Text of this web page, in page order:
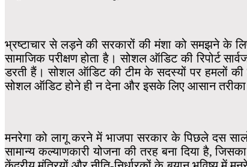
भ्रष्टाचार से लड़ने की सरकारों की मंशा को समझने के
सामाजिक परीक्षण होता है। सोशल ऑडिट की रिपोर्ट
डरती हैं। सोशल ऑडिट की टीम के सदस्यों पर हमलों
सोशल ऑडिट होने ही न देना और इसके लिए आसान
मनरेगा को लागू करने में भाजपा सरकार के पिछले दस
सामान्य कल्याणकारी योजना की तरह बना दिया है,